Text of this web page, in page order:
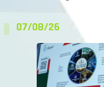
07/08/26